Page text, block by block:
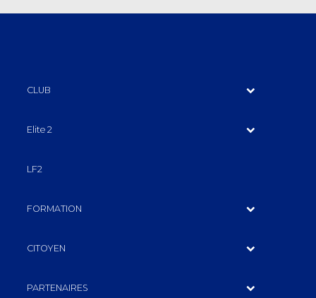
CLUB
Elite 2
LF2
FORMATION
CITOYEN
PARTENAIRES